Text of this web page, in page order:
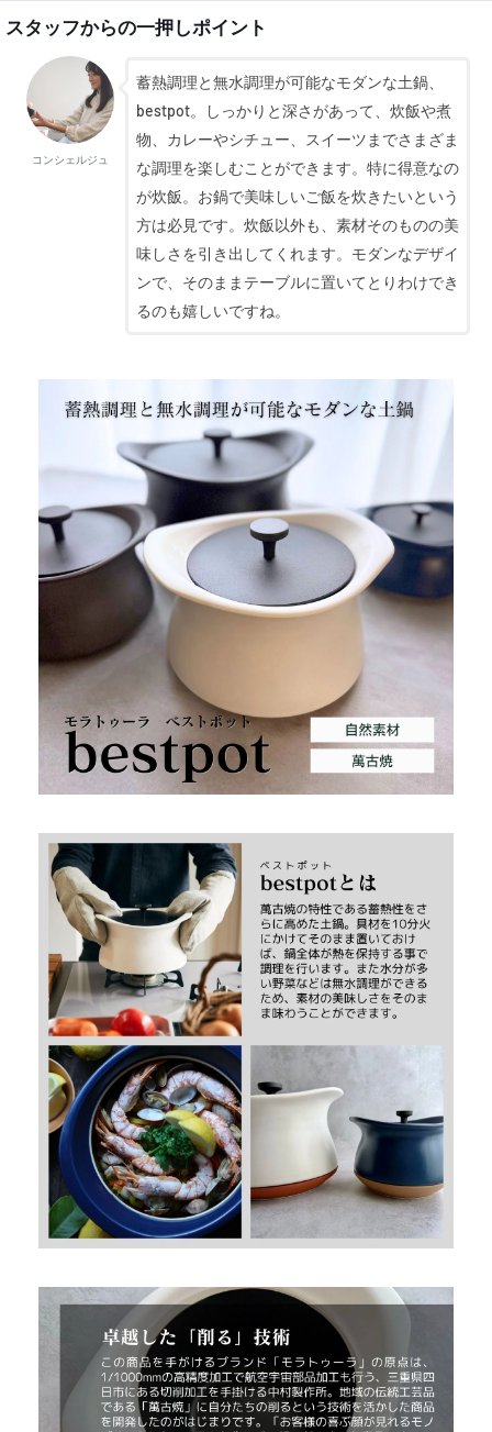
スタッフからの一押しポイント
コンシェルジュ
蓄熱調理と無水調理が可能なモダンな土鍋、
bestpot。しっかりと深さがあって、炊飯や煮
物、カレーやシチュー、スイーツまでさまざま
な調理を楽しむことができます。特に得意なの
が炊飯。お鍋で美味しいご飯を炊きたいという
方は必見です。炊飯以外も、素材そのものの美
味しさを引き出してくれます。モダンなデザイ
ンで、そのままテーブルに置いてとりわけでき
るのも嬉しいですね。